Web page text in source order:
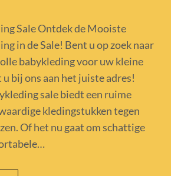
Sale Ontdek de Mooiste
in de Sale! Bent u op zoek naar
babykleding voor uw kleine
u bij ons aan het juiste adres!
sale biedt een ruime
kledingstukken tegen
Of het nu gaat om schattige